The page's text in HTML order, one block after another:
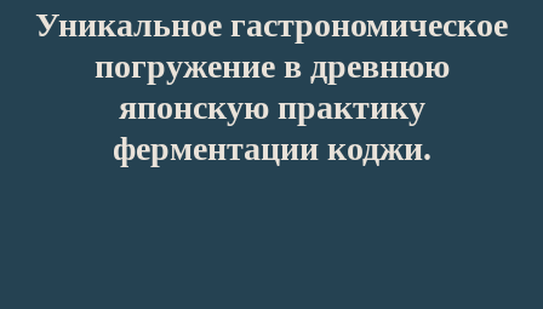
Уникальное гастрономическое
погружение в древнюю
японскую практику
ферментации коджи.